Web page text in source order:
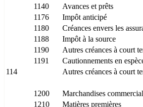
1140 Avances et prêts
1176
Impôt anticipé
1180
Créances envers les
1188
Impôt à la source
1190
Autres créances à court
1191
Cautionnements en
114
Autres créances à court
1200 Marchandises
1210
Matières premières